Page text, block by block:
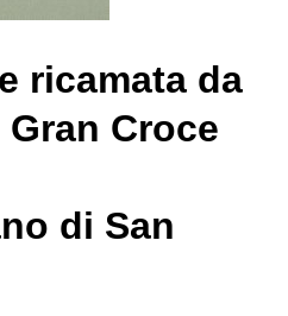
ricamata da
Croce
di San